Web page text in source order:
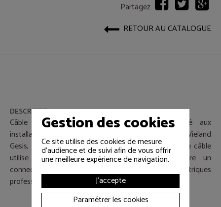
Partagez
RETOUR AU CATALOGUE
DESCRIPTIF
Câble de raccordement de 20 mètres destiné aux
installations BAES. Équipé de fiches mâle et femelle Wieland
Gesis, il assure une connexion sécurisée et rapide. Ce câble
utilise un conducteur 5G1.5 HO7RNF et intègre un
connecteur GST18iS, adapté aux installations électriques
professionnelles.
Gestion des cookies
Ce site utilise des cookies de mesure
d'audience et de suivi afin de vous offrir
une meilleure expérience de navigation.
J'accepte
Paramétrer les cookies